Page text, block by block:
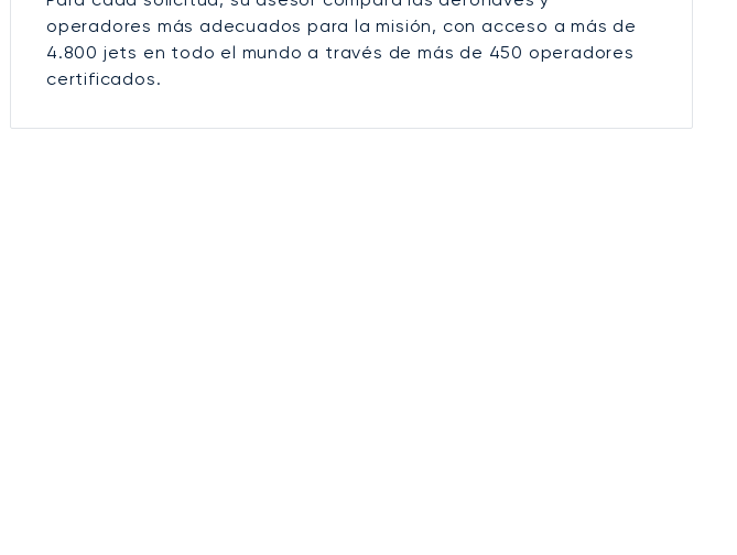
operadores más adecuados para la misión, con acceso a más de
4.800 jets en todo el mundo a través de más de 450 operadores
certificados.